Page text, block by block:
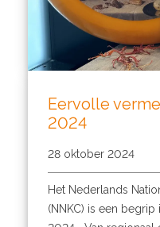
Eervolle
2024
28 oktober 2024
Het Nederlands
(NNKC) is een